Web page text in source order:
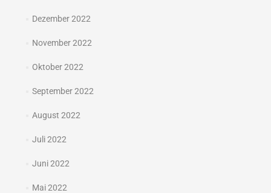
Dezember 2022
November 2022
Oktober 2022
September 2022
August 2022
Juli 2022
Juni 2022
Mai 2022